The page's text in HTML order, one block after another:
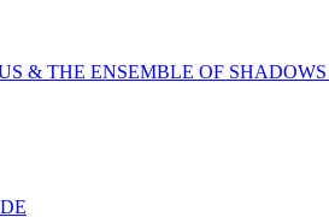
& THE ENSEMBLE OF